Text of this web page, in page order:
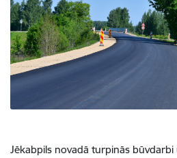
Jēkabpils novadā turpinās